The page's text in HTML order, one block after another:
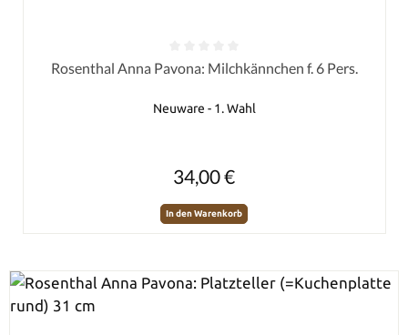
Durchschnittliche Bewertung von 0 von 5 Sternen
Rosenthal Anna Pavona: Milchkännchen f. 6 Pers.
Neuware - 1. Wahl
34,00 €
In den Warenkorb